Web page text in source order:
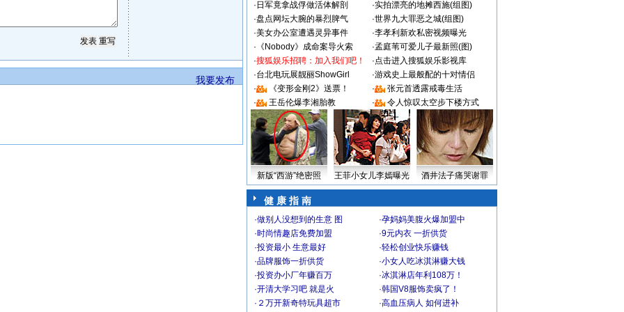
我要发布
· 日军竟拿战俘做活体解剖 ·实拍漂亮的地摊西施(组图)
·盘点网坛大腕的暴烈脾气 ·世界九大罪恶之城(组图)
·美女办公室遭遇灵异事件 ·李孝利新欢私密视频曝光
· 《Nobody》成命案导火索 ·孟庭苇可爱儿子最新照(图)
·搜狐娱乐招聘：加入我们吧！ ·点击进入搜狐娱乐影视库
·台北电玩展靓丽ShowGirl ·游戏史上最般配的十对情侣
·
《变形金刚2》送票！ ·
张元首透露戒毒生活
·
王岳伦爆李湘胎教 · 令人惊叹太空步下楼方式
新版“西游”绝密照 王菲小女儿李嫣曝光 酒井法子痛哭谢罪
健 康 指 南
·做别人没想到的生意 图 ·孕妈妈美腹火爆加盟中
·时尚情趣店免费加盟 ·9元内衣 一折供货
·投资最小 生意最好 ·轻松创业快乐赚钱
·品牌服饰一折供货 ·小女人吃冰淇淋赚大钱
·投资办小厂年赚百万 ·冰淇淋店年利108万！
·开清大学习吧 就是火 ·韩国V8服饰卖疯了！
· ２万开新奇特玩具超市 ·高血压病人 如何进补